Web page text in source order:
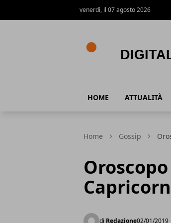
venerdì, il 07 agosto 2026
HOME ATTUALITÀ
Home Gossip
di Redazione02/01/2019